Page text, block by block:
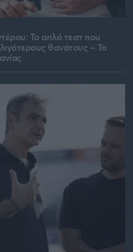
Το απλό τεστ που
θανάτους – Το